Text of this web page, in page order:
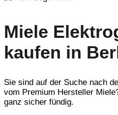
Miele
kaufen in
Sie sind auf der Suche nach
vom Premium Hersteller
ganz sicher fündig.